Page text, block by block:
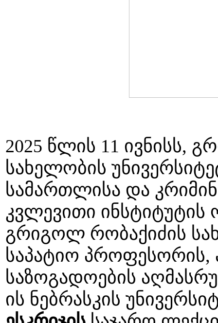
2025 წლის 11 ივნისს,
სახელობის
სამართლისა და
კვლევითი ინსტიტუტის
გრიგოლ რობაქიძის
საპატიო პროფესორის,
საზოგადოების
ის ნებრასკის